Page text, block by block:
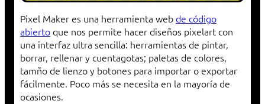
Pixel Maker es una herramienta web de código
abierto que nos permite hacer diseños pixelart con
una interfaz ultra sencilla: herramientas de pintar,
borrar, rellenar y cuentagotas; paletas de colores,
tamño de lienzo y botones para importar o exportar
fácilmente. Poco más se necesita en la mayoría de
ocasiones.